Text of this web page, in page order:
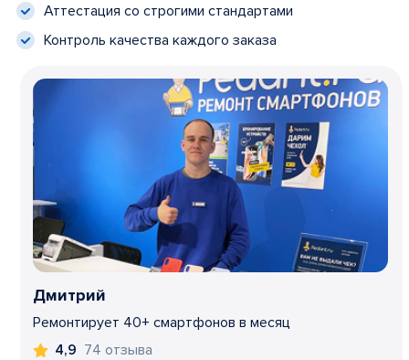
Аттестация со строгими стандартами
Контроль качества каждого заказа
Дмитрий
Ремонтирует 40+ смартфонов в месяц
4,9 74 отзыва